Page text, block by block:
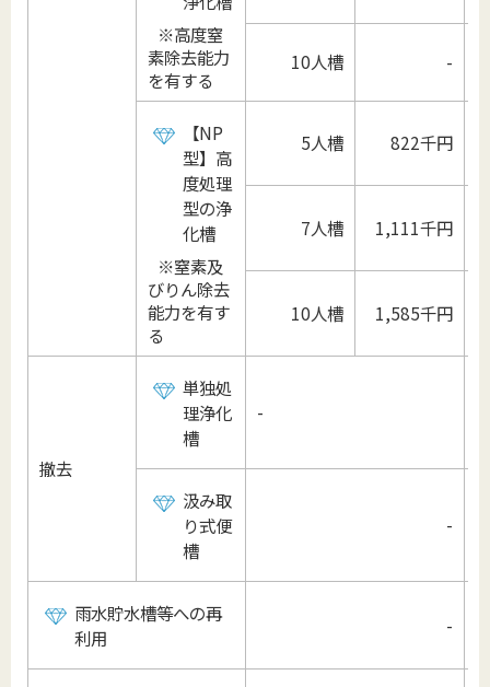
※高度窒
素除去能力
を有する
10人槽 -
【NP
型】高
度処理
型の浄
化槽
※窒素及
びりん除去
能力を有す
る
5人槽 822千円
7人槽 1,111千円
10人槽 1,585千円
撤去
単独処
理浄化
槽
-
汲み取
り式便
槽
-
雨水貯水槽等への再
利用
-